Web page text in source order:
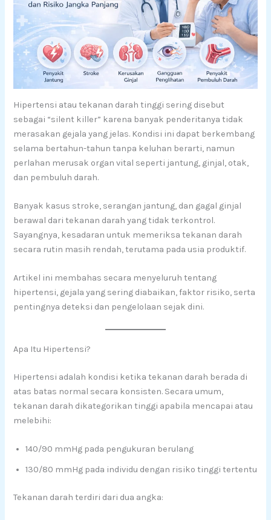
Hipertensi atau tekanan darah tinggi sering disebut
sebagai “silent killer” karena banyak penderitanya tidak
merasakan gejala yang jelas. Kondisi ini dapat berkembang
selama bertahun-tahun tanpa keluhan berarti, namun
perlahan merusak organ vital seperti jantung, ginjal, otak,
dan pembuluh darah.
Banyak kasus stroke, serangan jantung, dan gagal ginjal
berawal dari tekanan darah yang tidak terkontrol.
Sayangnya, kesadaran untuk memeriksa tekanan darah
secara rutin masih rendah, terutama pada usia produktif.
Artikel ini membahas secara menyeluruh tentang
hipertensi, gejala yang sering diabaikan, faktor risiko, serta
pentingnya deteksi dan pengelolaan sejak dini.
Apa Itu Hipertensi?
Hipertensi adalah kondisi ketika tekanan darah berada di
atas batas normal secara konsisten. Secara umum,
tekanan darah dikategorikan tinggi apabila mencapai atau
melebihi:
140/90 mmHg pada pengukuran berulang
130/80 mmHg pada individu dengan risiko tinggi tertentu
Tekanan darah terdiri dari dua angka: